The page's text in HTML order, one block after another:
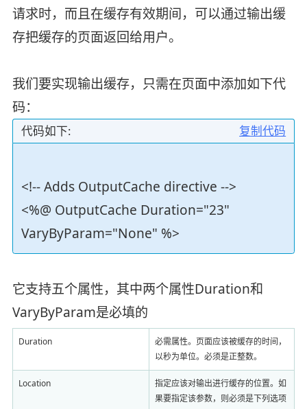
请求时，而且在缓存有效期间，可以通过输出缓
存把缓存的页面返回给用户。
我们要实现输出缓存，只需在页面中添加如下代
码：
复制代码
代码如下:
<!-- Adds OutputCache directive -->
<%@ OutputCache Duration="23"
VaryByParam="None" %>
它支持五个属性，其中两个属性Duration和
VaryByParam是必填的
Duration
必需属性。页面应该被缓存的时间，
以秒为单位。必须是正整数。
Location
指定应该对输出进行缓存的位置。如
果要指定该参数，则必须是下列选项